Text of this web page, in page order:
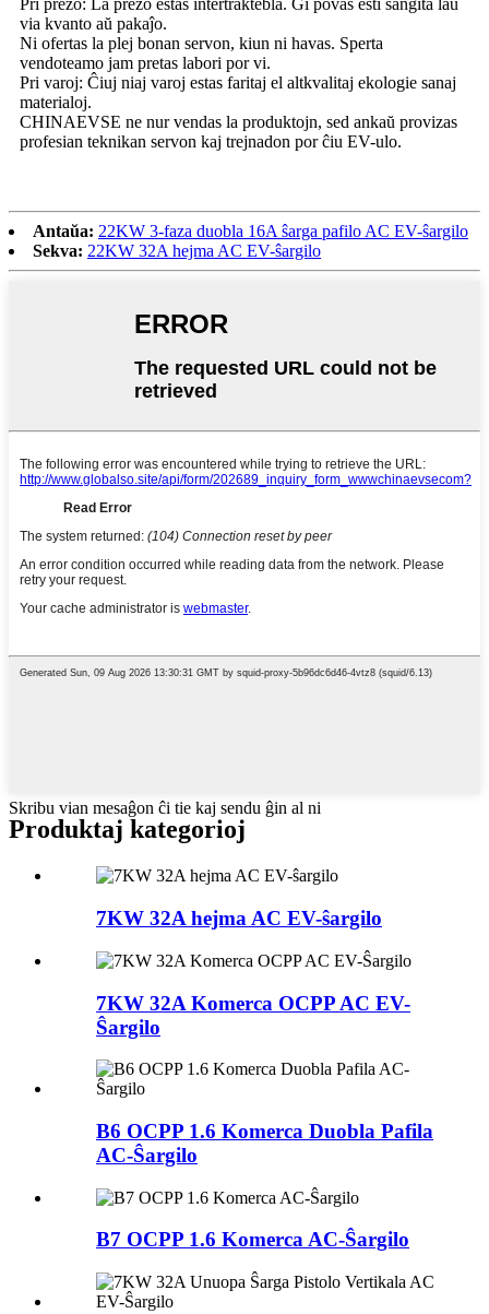
via kvanto aŭ pakaĵo.
Ni ofertas la plej bonan servon, kiun ni havas. Sperta
vendoteamo jam pretas labori por vi.
Pri varoj: Ĉiuj niaj varoj estas faritaj el altkvalitaj ekologie sanaj
materialoj.
CHINAEVSE ne nur vendas la produktojn, sed ankaŭ provizas
profesian teknikan servon kaj trejnadon por ĉiu EV-ulo.
Antaŭa: 22KW 3-faza duobla 16A ŝarga pafilo AC EV-ŝargilo
Sekva: 22KW 32A hejma AC EV-ŝargilo
Skribu vian mesaĝon ĉi tie kaj sendu ĝin al ni
Produktaj kategorioj
7KW 32A hejma AC EV-ŝargilo
7KW 32A Komerca OCPP AC EV-
Ŝargilo
B6 OCPP 1.6 Komerca Duobla Pafila
AC-Ŝargilo
B7 OCPP 1.6 Komerca AC-Ŝargilo